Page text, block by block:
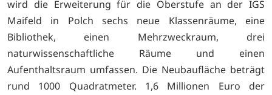
wird die Erweiterung für die Oberstufe an der IGS
Maifeld in Polch sechs neue Klassenräume, eine
Bibliothek, einen Mehrzweckraum, drei
naturwissenschaftliche Räume und einen
Aufenthaltsraum umfassen. Die Neubaufläche beträgt
rund 1000 Quadratmeter. 1,6 Millionen Euro der